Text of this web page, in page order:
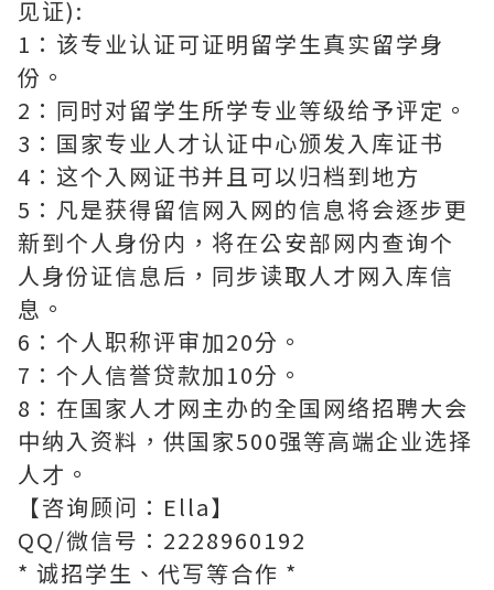
见证):
1：该专业认证可证明留学生真实留学身
份。
2：同时对留学生所学专业等级给予评定。
3：国家专业人才认证中心颁发入库证书
4：这个入网证书并且可以归档到地方
5：凡是获得留信网入网的信息将会逐步更
新到个人身份内，将在公安部网内查询个
人身份证信息后，同步读取人才网入库信
息。
6：个人职称评审加20分。
7：个人信誉贷款加10分。
8：在国家人才网主办的全国网络招聘大会
中纳入资料，供国家500强等高端企业选择
人才。
【咨询顾问：Ella】
QQ/微信号：2228960192
* 诚招学生、代写等合作 *